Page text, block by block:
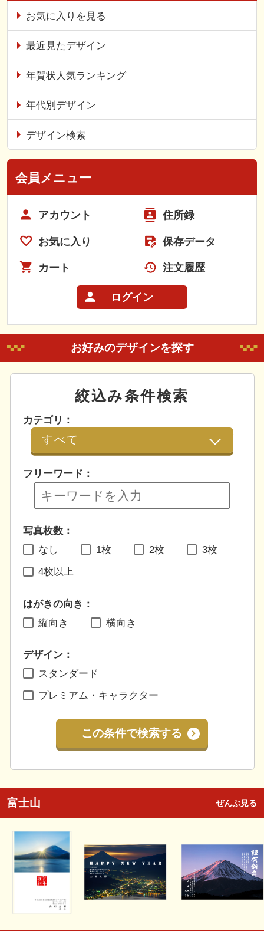
お気に入りを見る
最近見たデザイン
年賀状人気ランキング
年代別デザイン
デザイン検索
会員メニュー
アカウント 住所録
お気に入り 保存データ
カート 注文履歴
ログイン
お好みのデザインを探す
絞込み条件検索
カテゴリ：
フリーワード：
写真枚数：
なし
1枚 2枚 3枚
4枚以上
はがきの向き：
縦向き
横向き
デザイン：
スタンダード
プレミアム・キャラクター
この条件で検索する
富士山 ぜんぶ見る